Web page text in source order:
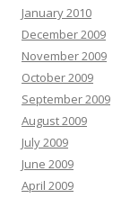
January 2010
December 2009
November 2009
October 2009
September 2009
August 2009
July 2009
June 2009
April 2009